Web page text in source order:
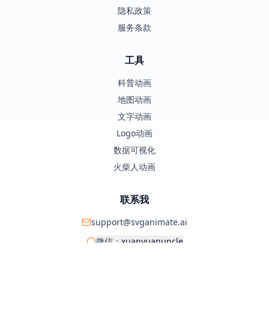
隐私政策
服务条款
工具
科普动画
地图动画
文字动画
Logo动画
数据可视化
火柴人动画
联系我
support@svganimate.ai
微信： xuanyuanuncle